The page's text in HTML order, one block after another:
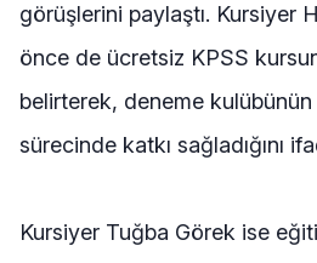
görüşlerini paylaştı. Kursiyer
önce de ücretsiz KPSS
belirterek, deneme kulübünün
sürecinde katkı sağladığını
Kursiyer Tuğba Görek ise